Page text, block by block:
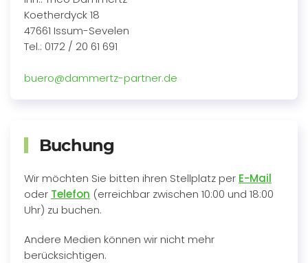
Koetherdyck 18
47661 Issum-Sevelen
Tel.: 0172 / 20 61 691
buero@dammertz-partner.de
Buchung
Wir möchten Sie bitten ihren Stellplatz per E-Mail
oder Telefon (erreichbar zwischen 10:00 und 18:00
Uhr) zu buchen.
Andere Medien können wir nicht mehr
berücksichtigen.